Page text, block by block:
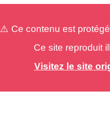
⚠️ Ce contenu est
Ce site reproduit
Visitez le site